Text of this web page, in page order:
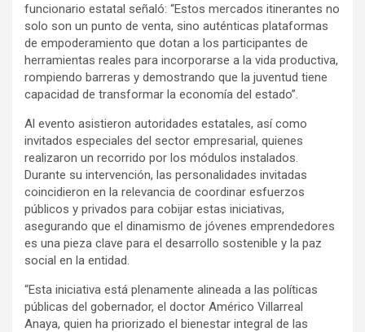
funcionario estatal señaló: “Estos mercados itinerantes no
solo son un punto de venta, sino auténticas plataformas
de empoderamiento que dotan a los participantes de
herramientas reales para incorporarse a la vida productiva,
rompiendo barreras y demostrando que la juventud tiene
capacidad de transformar la economía del estado”.
Al evento asistieron autoridades estatales, así como
invitados especiales del sector empresarial, quienes
realizaron un recorrido por los módulos instalados.
Durante su intervención, las personalidades invitadas
coincidieron en la relevancia de coordinar esfuerzos
públicos y privados para cobijar estas iniciativas,
asegurando que el dinamismo de jóvenes emprendedores
es una pieza clave para el desarrollo sostenible y la paz
social en la entidad.
“Esta iniciativa está plenamente alineada a las políticas
públicas del gobernador, el doctor Américo Villarreal
Anaya, quien ha priorizado el bienestar integral de las